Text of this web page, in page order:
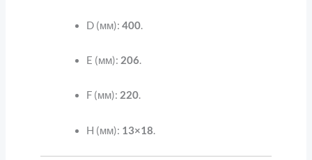
D (мм): 400.
E (мм): 206.
F (мм): 220.
H (мм): 13×18.